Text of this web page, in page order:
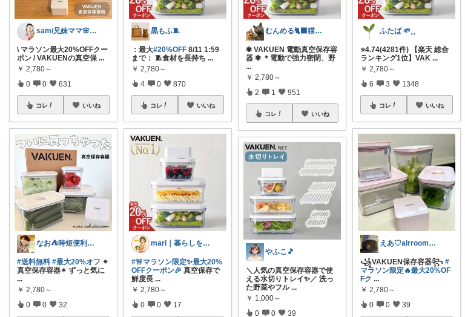
sami兄妹ママ🌸こどもとママのもの
\ マラソン最大20%OFFクー
ポン / VAKUENの真空保 ...
￥ 2,780～
0 0 631
コレ いいね
なお⛺️時短便利グッズ好き♡オリ写多め♪
#送料無料 #最大20%オフ ✴︎
真空保存容器✴︎ ずっと気に
...
￥ 2,780～
0 0 32
黒もふ🧵
：最大#20%OFF 8/11 1:59
まで： 🧵食材を長持ち ...
￥ 2,780～
4 0 870
コレ いいね
mari｜暮らしを整える
#🚨マラソン限定✨最大20%
OFFクーポン🎉 真空保存で
鮮度長 ...
￥ 2,780～
0 0 17
むんめる🐈‍⬛猫と快適ライフ🐈朝コレ
✾ VAKUEN 電動真空保存容
器 ✾ ＊電動で強力密閉、野
...
￥ 2,780～
2 1 951
コレ いいね
やふこ🎵
＼人気の真空保存容器で使
える水切りトレイ✨／ 洗っ
た野菜やフル ...
￥ 1,000～
0 0 39
ふたば 🌱⸒⸒
⭐️4.74(4281件) 【楽天 総合
ランキング1位】VAK ...
￥ 2,780～
6 3 1348
コレ いいね
えあ♡airroom❀ラクして整う暮らし
꧁VAKUEN保存容器꧂#
マラソン限定🔥最大20%OF
Fク ...
￥ 2,780～
0 0 39